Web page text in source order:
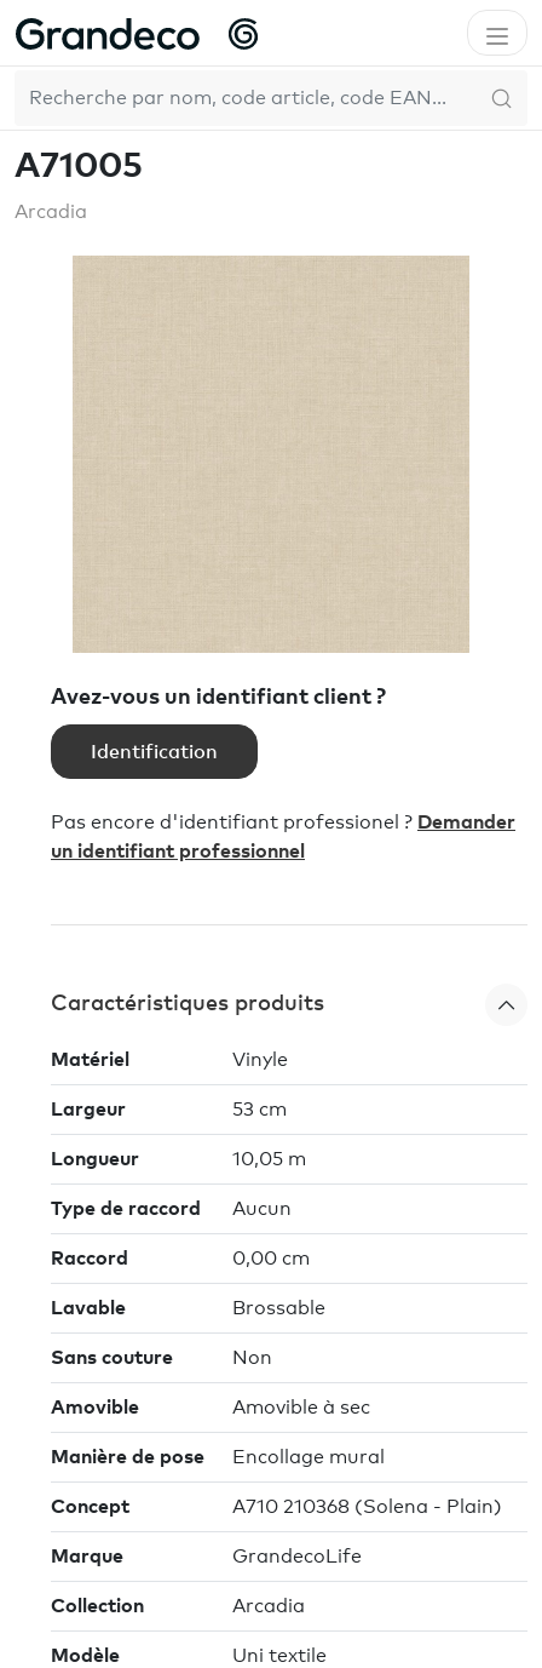
Accueil GrandecoLife Arcadia
A71005
Arcadia
Avez-vous un identifiant client ?
Identification
Pas encore d'identifiant professionel ? Demander
un identifiant professionnel
Caractéristiques produits
Matériel Vinyle
Largeur 53 cm
Longueur 10,05 m
Type de raccord Aucun
Raccord 0,00 cm
Lavable Brossable
Sans couture Non
Amovible Amovible à sec
Manière de pose Encollage mural
Concept A710 210368 (Solena - Plain)
Marque GrandecoLife
Collection Arcadia
Modèle Uni textile